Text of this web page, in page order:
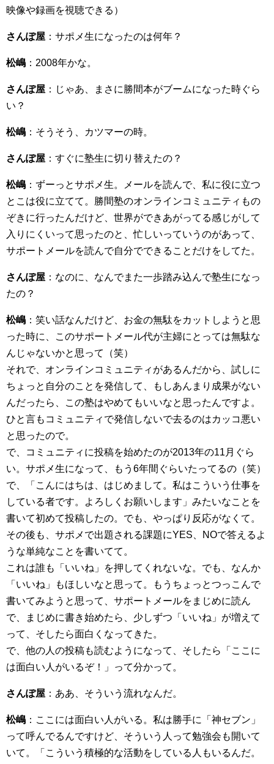
映像や録画を視聴できる）
さんぽ屋 ：サポメ生になったのは何年？
松嶋 ：2008年かな。
さんぽ屋 ：じゃあ、まさに勝間本がブームになった時ぐら
い？
松嶋 ：そうそう、カツマーの時。
さんぽ屋 ：すぐに塾生に切り替えたの？
松嶋 ：ずーっとサポメ生。メールを読んで、私に役に立つ
とこは役に立てて。勝間塾のオンラインコミュニティもの
ぞきに行ったんだけど、世界ができあがってる感じがして
入りにくいって思ったのと、忙しいっていうのがあって、
サポートメールを読んで自分でできることだけをしてた。
さんぽ屋 ：なのに、なんでまた一歩踏み込んで塾生になっ
たの？
松嶋 ：笑い話なんだけど、お金の無駄をカットしようと思
った時に、このサポートメール代が主婦にとっては無駄な
んじゃないかと思って（笑）
それで、オンラインコミュニティがあるんだから、試しに
ちょっと自分のことを発信して、もしあんまり成果がない
んだったら、この塾はやめてもいいなと思ったんですよ。
ひと言もコミュニティで発信しないで去るのはカッコ悪い
と思ったので。
で、コミュニティに投稿を始めたのが2013年の11月ぐら
い。サポメ生になって、もう6年間ぐらいたってるの（笑）
で、「こんにはちは、はじめまして。私はこういう仕事を
している者です。よろしくお願いします」みたいなことを
書いて初めて投稿したの。でも、やっぱり反応がなくて。
その後も、サポメで出題される課題にYES、NOで答えるよ
うな単純なことを書いてて。
これは誰も「いいね」を押してくれないな。でも、なんか
「いいね」もほしいなと思って。もうちょっとつっこんで
書いてみようと思って、サポートメールをまじめに読ん
で、まじめに書き始めたら、少しずつ「いいね」が増えて
って、そしたら面白くなってきた。
で、他の人の投稿も読むようになって、そしたら「ここに
は面白い人がいるぞ！」って分かって。
さんぽ屋 ：ああ、そういう流れなんだ。
松嶋 ：ここには面白い人がいる。私は勝手に「神セブン」
って呼んでるんですけど、そういう人って勉強会も開いて
いて。「こういう積極的な活動をしている人もいるんだ。